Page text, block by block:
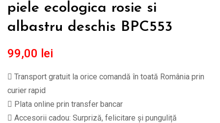
piele ecologica rosie si
albastru deschis BPC553
99,00 lei
Transport gratuit la orice comandă în toată România prin
curier rapid
Plata online prin transfer bancar
Accesorii cadou: Surpriză, felicitare și punguliță